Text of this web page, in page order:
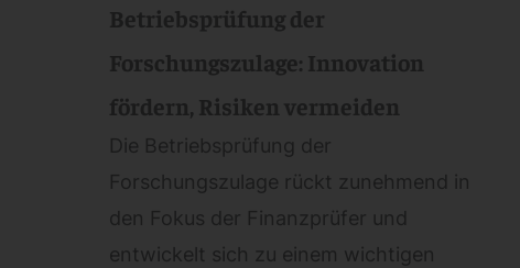
Betriebsprüfung der
Forschungszulage: Innovation
fördern, Risiken vermeiden
Die Betriebsprüfung der
Forschungszulage rückt zunehmend in
den Fokus der Finanzprüfer und
entwickelt sich zu einem wichtigen